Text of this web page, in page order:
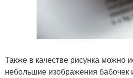
Также в качестве рисунка можно
небольшие изображения бабочек